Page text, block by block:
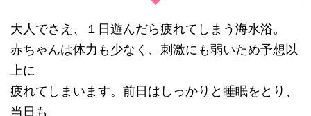
大人でさえ、１日遊んだら疲れてしまう海水浴。
赤ちゃんは体力も少なく、刺激にも弱いため予想以
上に
疲れてしまいます。前日はしっかりと睡眠をとり、
当日も